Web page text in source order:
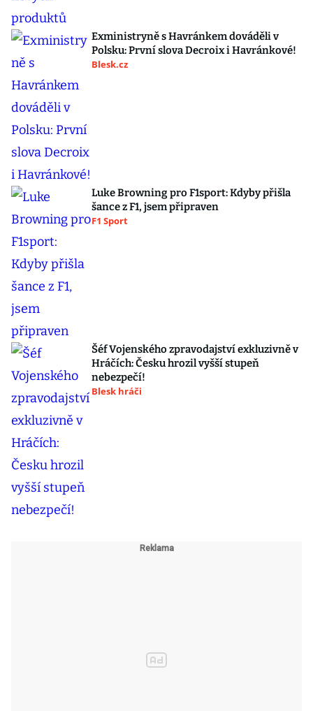
Exministryně s Havránkem dováděli v
Polsku: První slova Decroix i Havránkové!
Blesk.cz
Luke Browning pro F1sport: Kdyby přišla
šance z F1, jsem připraven
F1 Sport
Šéf Vojenského zpravodajství exkluzivně v
Hráčích: Česku hrozil vyšší stupeň
nebezpečí!
Blesk hráči